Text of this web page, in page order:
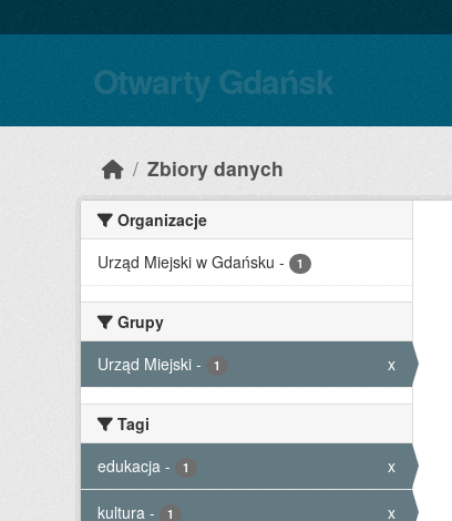
Otwarty Gdańsk
Zbiory danych
Organizacje
Urząd Miejski w Gdańsku - 1
Grupy
Urząd Miejski - 1 x
Tagi
edukacja - 1 x
kultura - 1 x